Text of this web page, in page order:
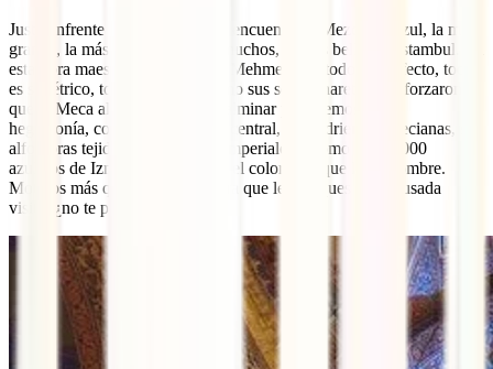
Justo enfrente de Santa Sofía se encuentra la Mezquita Azul, la más
grande, la más visitada y, para muchos, la más bella de Estambul. En
esta obra maestra del arquitecto Mehmet Aga todo es perfecto, todo
es simétrico, todo es único. Como sus seis minaretes que forzaron
que la Meca alzase un séptimo alminar para demostrar su
hegemonía, como su gran patio central, sus vidrieras venecianas, sus
alfombras tejidas en los telares imperiales o como los 20.000
azulejos de Iznik que le aportan el color azul que le da nombre.
Motivos más que suficientes para que le dediques una pausada
visita, ¿no te parece?